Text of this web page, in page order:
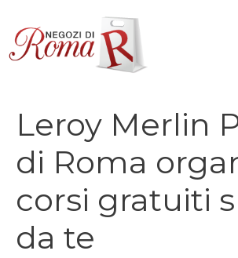
contenuto
Leroy Merlin
di Roma
corsi gratuiti
da te